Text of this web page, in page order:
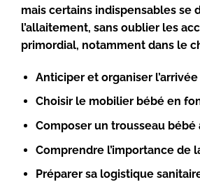
mais certains indispensables se
l’allaitement, sans oublier les
primordial, notamment dans le
Anticiper et organiser
Choisir le mobilier bébéen
Composer un trousseau bébé
Comprendre l’importance de
Préparer sa logistique